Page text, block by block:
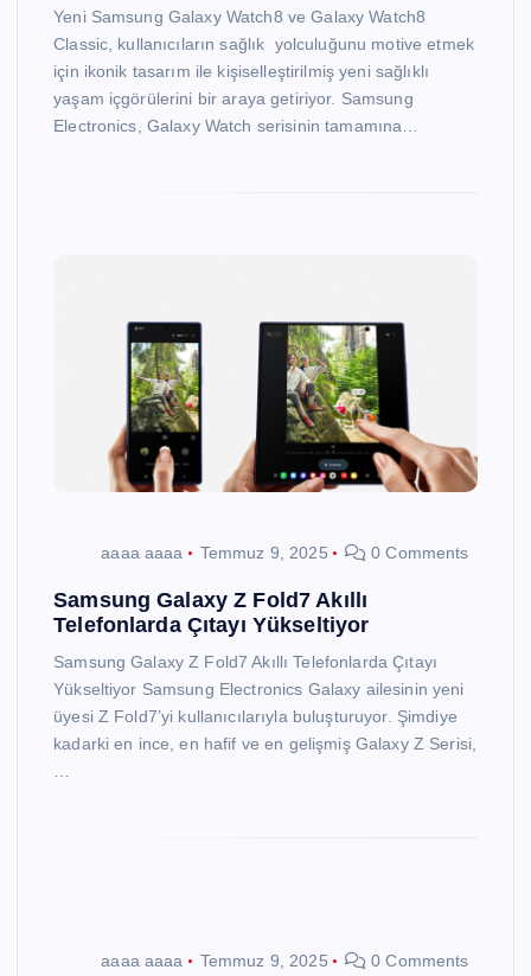
Yeni Samsung Galaxy Watch8 ve Galaxy Watch8
Classic, kullanıcıların sağlık yolculuğunu motive etmek
için ikonik tasarım ile kişiselleştirilmiş yeni sağlıklı
yaşam içgörülerini bir araya getiriyor. Samsung
Electronics, Galaxy Watch serisinin tamamına…
aaaa aaaa Temmuz 9, 2025 0 Comments
Samsung Galaxy Z Fold7 Akıllı
Telefonlarda Çıtayı Yükseltiyor
Samsung Galaxy Z Fold7 Akıllı Telefonlarda Çıtayı
Yükseltiyor Samsung Electronics Galaxy ailesinin yeni
üyesi Z Fold7’yi kullanıcılarıyla buluşturuyor. Şimdiye
kadarki en ince, en hafif ve en gelişmiş Galaxy Z Serisi,
aaaa aaaa Temmuz 9, 2025 0 Comments